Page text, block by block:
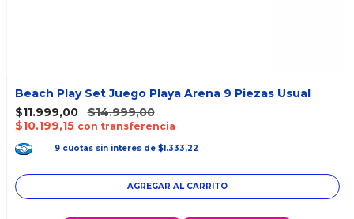
Beach Play Set Juego Playa Arena 9 Piezas Usual
$11.999,00
$14.999,00
$10.199,15 con transferencia
9 cuotas sin interés de $1.333,22